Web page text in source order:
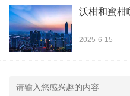
沃柑和蜜柑
2025-6-15